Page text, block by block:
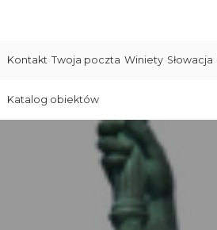
Kontakt Twoja poczta Winiety Słowacja
Katalog obiektów